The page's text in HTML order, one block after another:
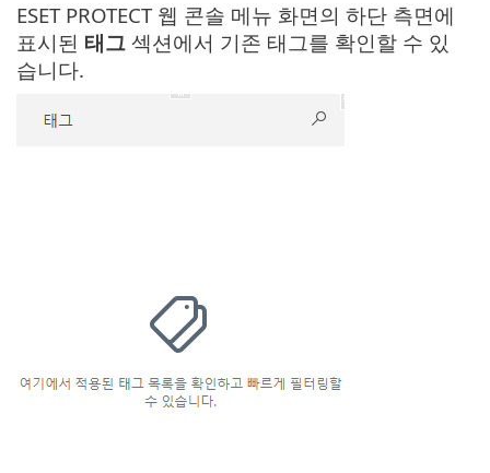
ESET PROTECT 웹 콘솔 메뉴 화면의 하단 측면에
표시된 태그 섹션에서 기존 태그를 확인할 수 있
습니다.